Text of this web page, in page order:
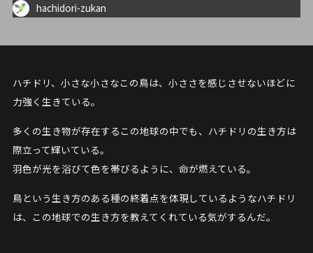
hachidori-zukan
ハチドリ、小さな小さなこの鳥は、小ささを感じさせないほどに
力強く生きている。
多くの生き物が存在するこの地球の中でも、ハチドリの生き方は
際立って輝いている。
羽色が光を浴びて色を帯びるように、命が燃えている。
鳥という生き方のある種の終着点を体現しているようなハチドリ
は、この地球での生き方を教えてくれている気がするんだ。